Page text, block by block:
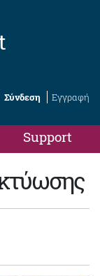
Σύνδεση Εγγραφή
Support